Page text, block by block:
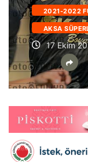
2021-2022
AKSA
17 Ekim